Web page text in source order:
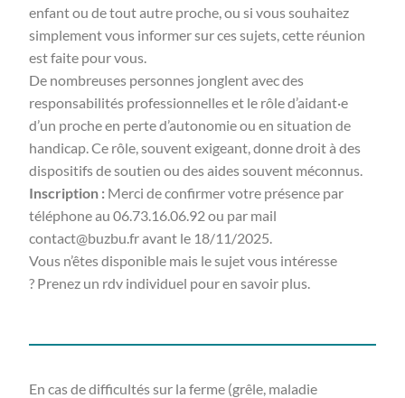
enfant ou de tout autre proche, ou si vous souhaitez
simplement vous informer sur ces sujets, cette réunion
est faite pour vous.
De nombreuses personnes jonglent avec des
responsabilités professionnelles et le rôle d’aidant·e
d’un proche en perte d’autonomie ou en situation de
handicap. Ce rôle, souvent exigeant, donne droit à des
dispositifs de soutien ou des aides souvent méconnus.
Inscription : Merci de confirmer votre présence par
téléphone au 06.73.16.06.92 ou par mail
contact@buzbu.fr avant le 18/11/2025.
Vous n’êtes disponible mais le sujet vous intéresse
? Prenez un rdv individuel pour en savoir plus.
En cas de difficultés sur la ferme (grêle, maladie